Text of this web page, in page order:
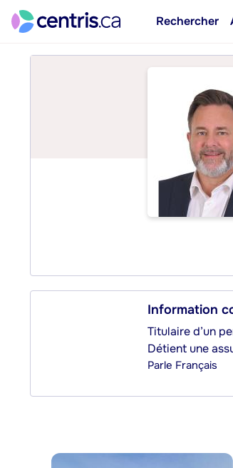
Rechercher
Information
Titulaire d’un
Détient une
Parle Français